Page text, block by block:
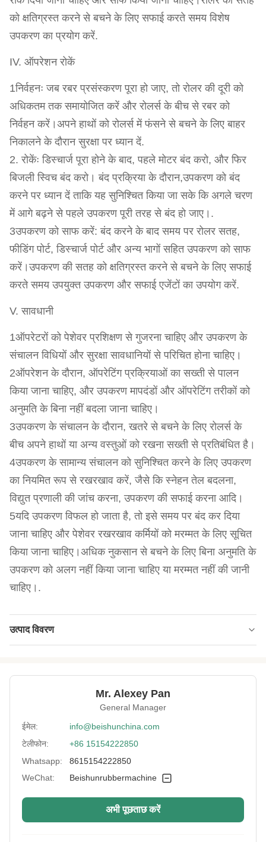
को क्षतिग्रस्त करने से बचने के लिए सफाई करते समय विशेष
उपकरण का प्रयोग करें.
IV. ऑपरेशन रोकें
1निर्वहनः जब रबर प्रसंस्करण पूरा हो जाए, तो रोलर की दूरी को
अधिकतम तक समायोजित करें और रोलर्स के बीच से रबर को
निर्वहन करें।अपने हाथों को रोलर्स में फंसने से बचने के लिए बाहर
निकालने के दौरान सुरक्षा पर ध्यान दें.
2. रोकेंः डिस्चार्ज पूरा होने के बाद, पहले मोटर बंद करो, और फिर
बिजली स्विच बंद करो। बंद प्रक्रिया के दौरान,उपकरण को बंद
करने पर ध्यान दें ताकि यह सुनिश्चित किया जा सके कि अगले चरण
में आगे बढ़ने से पहले उपकरण पूरी तरह से बंद हो जाए।.
3उपकरण को साफ करें: बंद करने के बाद समय पर रोलर सतह,
फीडिंग पोर्ट, डिस्चार्ज पोर्ट और अन्य भागों सहित उपकरण को साफ
करें।उपकरण की सतह को क्षतिग्रस्त करने से बचने के लिए सफाई
करते समय उपयुक्त उपकरण और सफाई एजेंटों का उपयोग करें.
V. सावधानी
1ऑपरेटरों को पेशेवर प्रशिक्षण से गुजरना चाहिए और उपकरण के
संचालन विधियों और सुरक्षा सावधानियों से परिचित होना चाहिए।
2ऑपरेशन के दौरान, ऑपरेटिंग प्रक्रियाओं का सख्ती से पालन
किया जाना चाहिए, और उपकरण मापदंडों और ऑपरेटिंग तरीकों को
अनुमति के बिना नहीं बदला जाना चाहिए।
3उपकरण के संचालन के दौरान, खतरे से बचने के लिए रोलर्स के
बीच अपने हाथों या अन्य वस्तुओं को रखना सख्ती से प्रतिबंधित है।
4उपकरण के सामान्य संचालन को सुनिश्चित करने के लिए उपकरण
का नियमित रूप से रखरखाव करें, जैसे कि स्नेहन तेल बदलना,
विद्युत प्रणाली की जांच करना, उपकरण की सफाई करना आदि।
5यदि उपकरण विफल हो जाता है, तो इसे समय पर बंद कर दिया
जाना चाहिए और पेशेवर रखरखाव कर्मियों को मरम्मत के लिए सूचित
किया जाना चाहिए।अधिक नुकसान से बचने के लिए बिना अनुमति के
उपकरण को अलग नहीं किया जाना चाहिए या मरम्मत नहीं की जानी
चाहिए।.
उत्पाद विवरण
Driving Motor
110 किलोवाट
जल शीतलन
Cooling Mode: जल शीतलन
Machine Type: रबर मिश्रण मिल मशीन
Safetydevice: आपातकालीन बंद
Bearing
स्वचालित
Mr. Alexey Pan
General Manager
ईमेल:
info@beishunchina.com
टेलीफोन:
+86 15154222850
Whatsapp:
8615154222850
WeChat:
Beishunrubbermachine
अभी पूछताछ करें